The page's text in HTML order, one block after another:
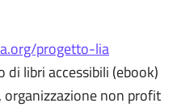
progetto-lia
libri accessibili (ebook)
organizzazione non profit